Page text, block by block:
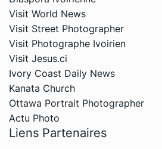
Visit World News
Visit Street Photographer
Visit Photographe Ivoirien
Visit Jesus.ci
Ivory Coast Daily News
Kanata Church
Ottawa Portrait Photographer
Actu Photo
Liens Partenaires